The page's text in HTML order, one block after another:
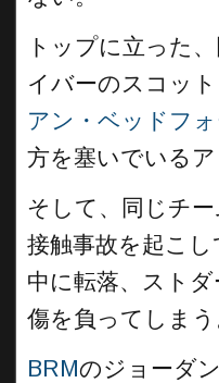
トップに立った
イバーのスコッ
アン・ベッドフ
方を塞いでいるア
そして、同じチー
接触事故を起こ
中に転落、スト
傷を負ってしまう
BRMのジョーダ